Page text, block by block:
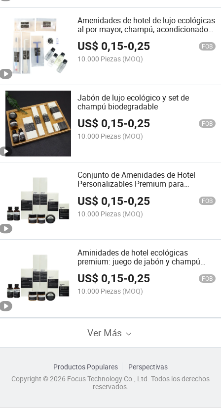
Amenidades de hotel de lujo ecológicas
al por mayor, champú, acondicionador,
gel de baño
US$ 0,15-0,25 FOB
10.000 Piezas (MOQ)
Jabón de lujo ecológico y set de
champú biodegradable
US$ 0,15-0,25 FOB
10.000 Piezas (MOQ)
Conjunto de Amenidades de Hotel
Personalizables Premium para
US$ 0,15-0,25 FOB
10.000 Piezas (MOQ)
Aminidades de hotel ecológicas
premium: juego de jabón y champú
lujosos
US$ 0,15-0,25 FOB
10.000 Piezas (MOQ)
Ver Más
Productos Populares
Perspectivas
Copyright © 2026 Focus Technology Co., Ltd. Todos los derechos
reservados.